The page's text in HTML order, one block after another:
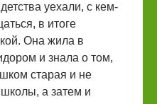
уехали, с кем-
в итоге
Она жила в
и знала о том,
старая и не
а затем и